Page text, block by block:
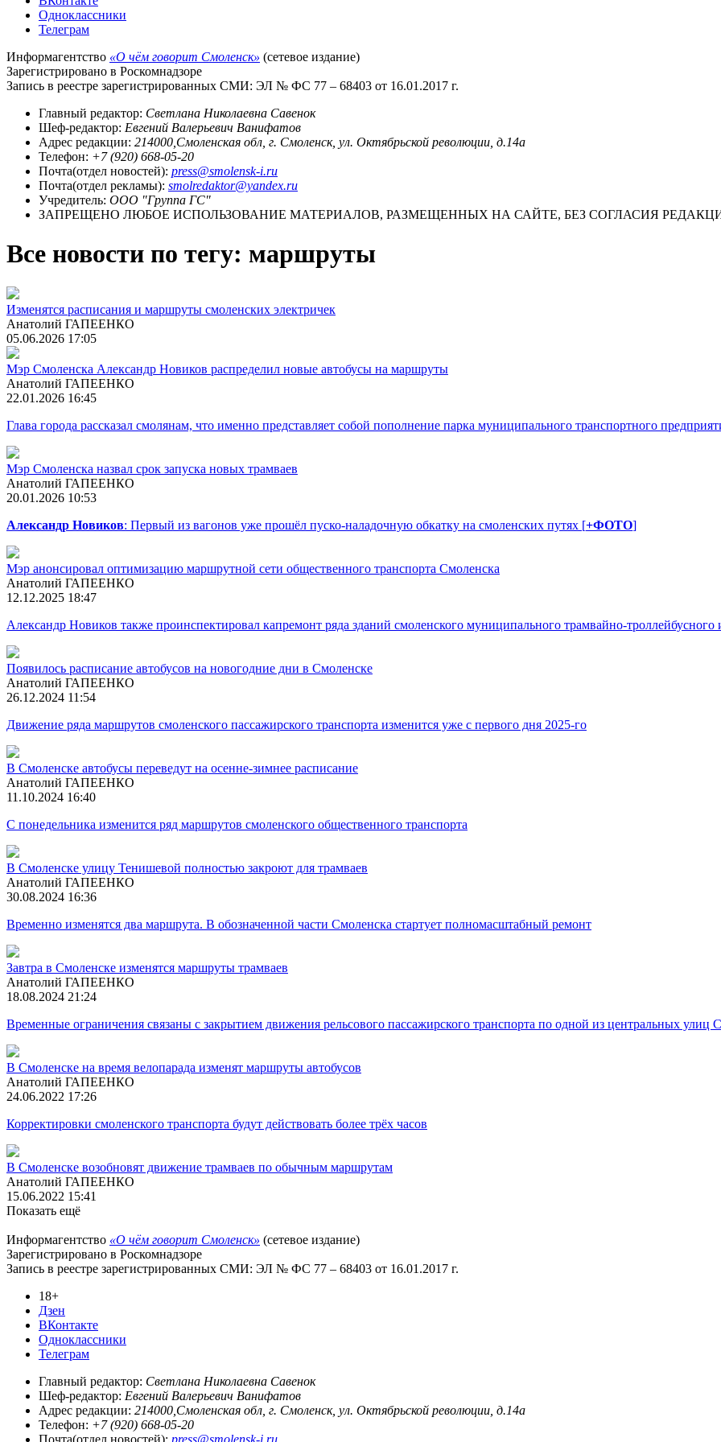
Одноклассники
Телеграм
Информагентство «О чём говорит Смоленск» (сетевое издание)
Зарегистрировано в Роскомнадзоре
Запись в реестре зарегистрированных СМИ: ЭЛ № ФС 77 – 68403 от 16.01.2017 г.
Главный редактор: Светлана Николаевна Савенок
Шеф-редактор: Евгений Валерьевич Ванифатов
Адрес редакции: 214000,Смоленская обл, г. Смоленск, ул. Октябрьской революции, д.14а
Телефон: +7 (920) 668-05-20
Почта(отдел новостей): press@smolensk-i.ru
Почта(отдел рекламы): smolredaktor@yandex.ru
Учредитель: ООО "Группа ГС"
ЗАПРЕЩЕНО ЛЮБОЕ ИСПОЛЬЗОВАНИЕ МАТЕРИАЛОВ, РАЗМЕЩЕННЫХ НА САЙТЕ, БЕЗ СОГЛАСИЯ
Все новости по тегу: маршруты
Изменятся расписания и маршруты смоленских электричек
Анатолий ГАПЕЕНКО
05.06.2026 17:05
Мэр Смоленска Александр Новиков распределил новые автобусы на маршруты
Анатолий ГАПЕЕНКО
22.01.2026 16:45
Глава города рассказал смолянам, что именно представляет собой пополнение парка муниципального транспортного
Мэр Смоленска назвал срок запуска новых трамваев
Анатолий ГАПЕЕНКО
20.01.2026 10:53
Александр Новиков: Первый из вагонов уже прошёл пуско-наладочную обкатку на смоленских путях [+ФОТО]
Мэр анонсировал оптимизацию маршрутной сети общественного транспорта Смоленска
Анатолий ГАПЕЕНКО
12.12.2025 18:47
Александр Новиков также проинспектировал капремонт ряда зданий смоленского муниципального трамвайно-троллейбусного
Появилось расписание автобусов на новогодние дни в Смоленске
Анатолий ГАПЕЕНКО
26.12.2024 11:54
Движение ряда маршрутов смоленского пассажирского транспорта изменится уже с первого дня 2025-го
В Смоленске автобусы переведут на осенне-зимнее расписание
Анатолий ГАПЕЕНКО
11.10.2024 16:40
С понедельника изменится ряд маршрутов смоленского общественного транспорта
В Смоленске улицу Тенишевой полностью закроют для трамваев
Анатолий ГАПЕЕНКО
30.08.2024 16:36
Временно изменятся два маршрута. В обозначенной части Смоленска стартует полномасштабный ремонт
Завтра в Смоленске изменятся маршруты трамваев
Анатолий ГАПЕЕНКО
18.08.2024 21:24
Временные ограничения связаны с закрытием движения рельсового пассажирского транспорта по одной из центральных улиц
В Смоленске на время велопарада изменят маршруты автобусов
Анатолий ГАПЕЕНКО
24.06.2022 17:26
Корректировки смоленского транспорта будут действовать более трёх часов
В Смоленске возобновят движение трамваев по обычным маршрутам
Анатолий ГАПЕЕНКО
15.06.2022 15:41
Показать ещё
Информагентство «О чём говорит Смоленск» (сетевое издание)
Зарегистрировано в Роскомнадзоре
Запись в реестре зарегистрированных СМИ: ЭЛ № ФС 77 – 68403 от 16.01.2017 г.
18+
Дзен
ВКонтакте
Одноклассники
Телеграм
Главный редактор: Светлана Николаевна Савенок
Шеф-редактор: Евгений Валерьевич Ванифатов
Адрес редакции: 214000,Смоленская обл, г. Смоленск, ул. Октябрьской революции, д.14а
Телефон: +7 (920) 668-05-20
Почта(отдел новостей): press@smolensk-i.ru